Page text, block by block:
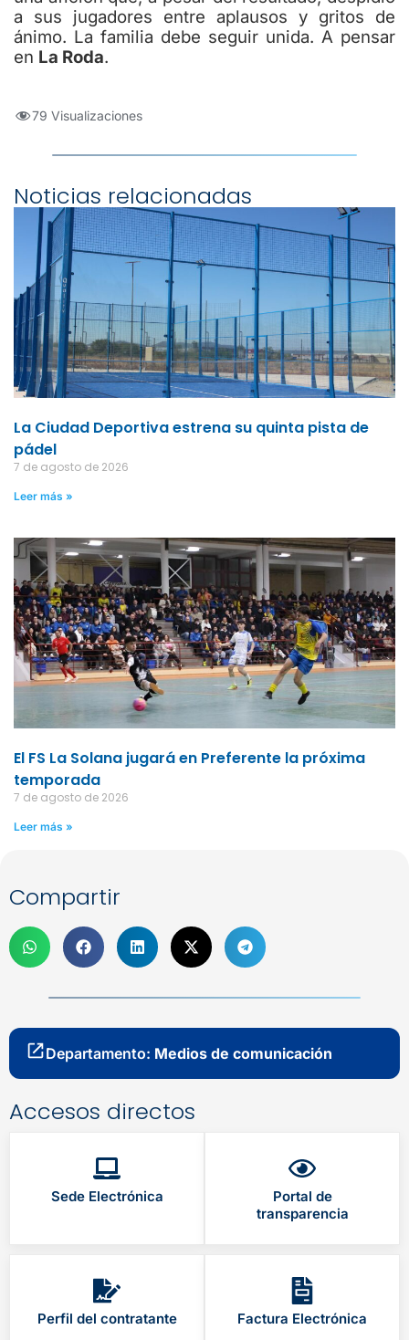
a sus jugadores entre aplausos y gritos de
ánimo. La familia debe seguir unida. A pensar
en La Roda.
79 Visualizaciones
Noticias relacionadas
La Ciudad Deportiva estrena su quinta pista de
pádel
7 de agosto de 2026
Leer más »
El FS La Solana jugará en Preferente la próxima
temporada
7 de agosto de 2026
Leer más »
Compartir
Departamento: Medios de comunicación
Accesos directos
Sede Electrónica
Portal de
transparencia
Perfil del contratante Factura Electrónica